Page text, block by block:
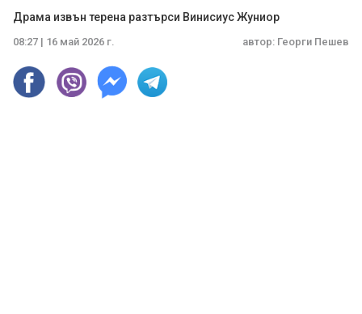
Драма извън терена разтърси Винисиус Жуниор
08:27 | 16 май 2026 г. автор: Георги Пешев